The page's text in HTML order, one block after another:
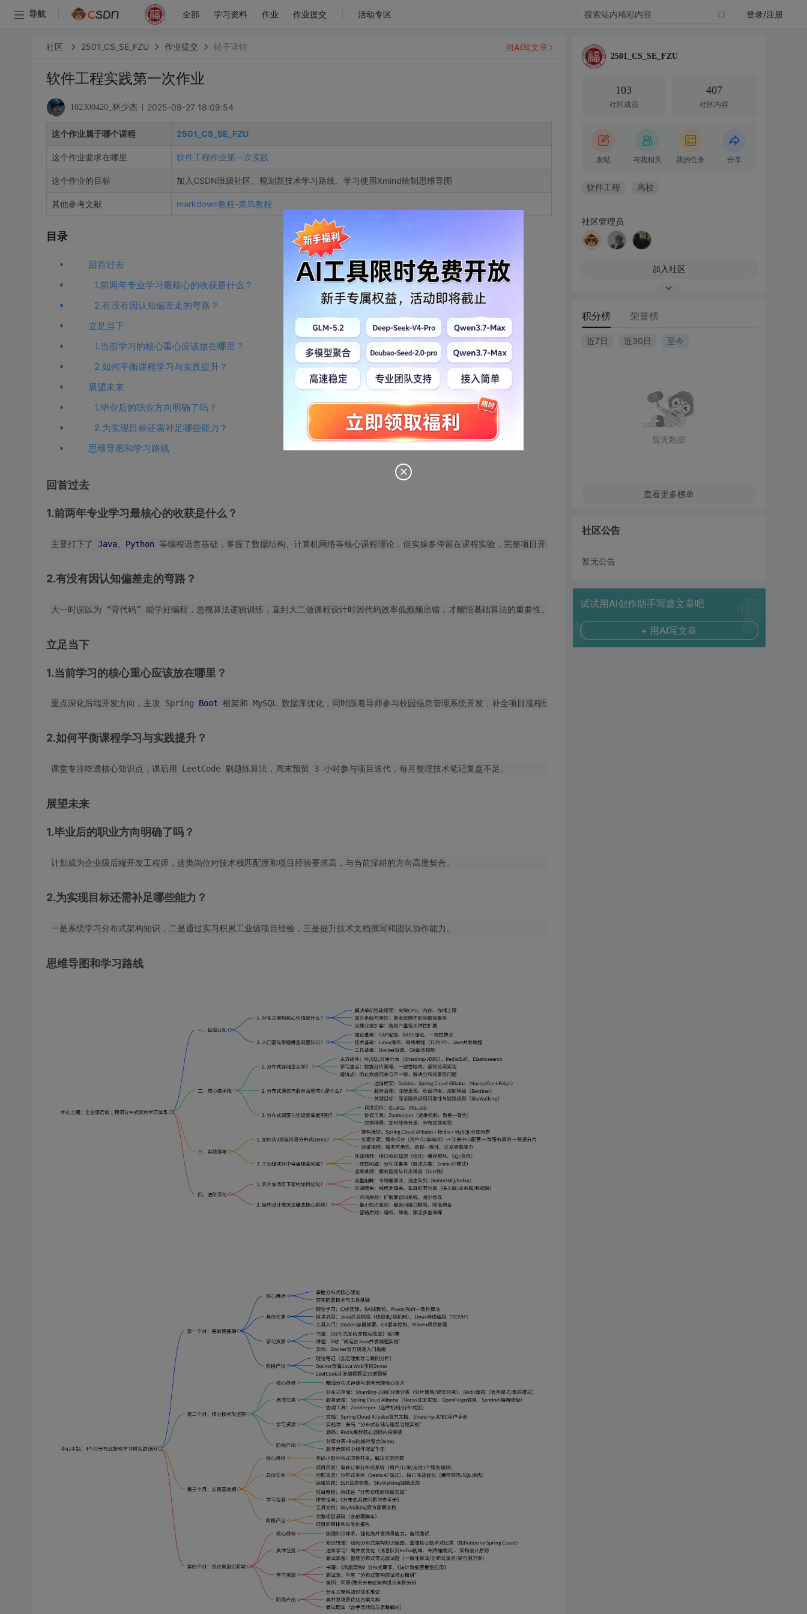
导航 全部 学习资料 作业 作业提交 活动专区 登录/注册
社区 2501_CS_SE_FZU 作业提交 帖子详情
软件工程实践第一次作业
102300420_林少杰 2025-09-27 18:09:54
这个作业属于哪个课程 2501_CS_SE_FZU
这个作业要求在哪里 软件工程作业第一次实践
这个作业的目标 加入CSDN班级社区、规划新技术学习路线、学习使用Xmind绘制思维导图
其他参考文献 markdown教程-菜鸟教程
目录
回首过去
1.前两年专业学习最核心的收获是什么？
2.有没有因认知偏差走的弯路？
立足当下
1.当前学习的核心重心应该放在哪里？
2.如何平衡课程学习与实践提升？
展望未来
1.毕业后的职业方向明确了吗？
2.为实现目标还需补足哪些能力？
思维导图和学习路线
回首过去
1.前两年专业学习最核心的收获是什么？
主要打下了 Java、Python
2.有没有因认知偏差走的弯路？
立足当下
1.当前学习的核心重心应该放在哪里？
重点深化后端开发方向，主攻 Spring Boot
2.如何平衡课程学习与实践提升？
课堂专注吃透核心知识点，课后用 LeetCode 刷题练算法，周末预留 3
展望未来
1.毕业后的职业方向明确了吗？
2.为实现目标还需补足哪些能力？
思维导图和学习路线
用AI写文章
2501_CS_SE_FZU
103
社区成员
407
社区内容
发帖 与我相关 我的任务 分享
软件工程 高校
社区管理员
加入社区
积分榜 荣誉榜
近7日 近30日 至今
暂无数据
查看更多榜单
社区公告
暂无公告
试试用AI创作助手写篇文章吧
+ 用AI写文章